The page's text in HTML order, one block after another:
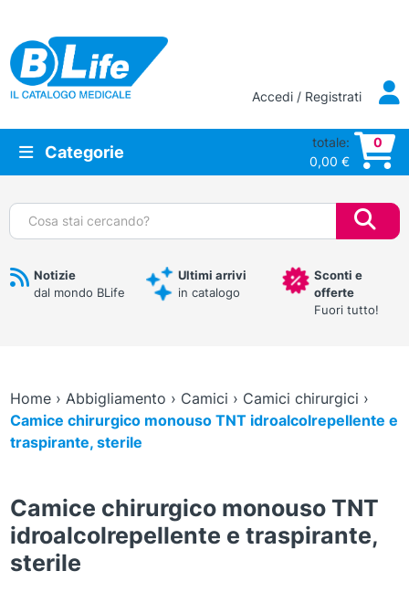
Vai al contenuto principale
Accedi / Registrati
Categorie
totale:
0,00 €
0
Cerca:
Notizie
dal mondo BLife
Ultimi arrivi
in catalogo
Sconti e
offerte
Fuori tutto!
Home› Abbigliamento › Camici › Camici chirurgici ›
Camice chirurgico monouso TNT idroalcolrepellente e
traspirante, sterile
Camice chirurgico monouso TNT
idroalcolrepellente e traspirante,
sterile